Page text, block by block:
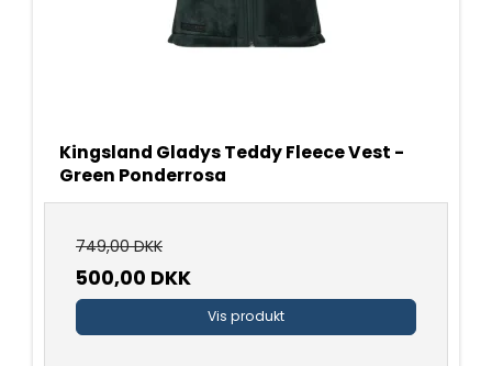
Kingsland Gladys Teddy Fleece Vest -
Green Ponderrosa
749,00 DKK
500,00 DKK
Vis produkt